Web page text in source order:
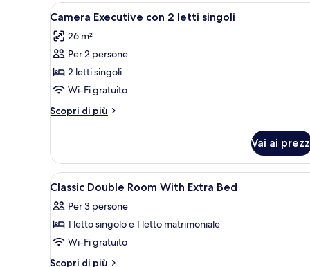
Apri
tutte
le
foto
per
Camera
Executive
con
letti
singoli
Una camera d'albergo con
4
Camera Executive con 2 letti singoli
26 m²
Per 2 persone
2 letti singoli
Wi-Fi gratuito
Scopri di più
Altri
Executive
con
2
singoli
Vai ai
Apri
tutte
le
foto
per
Classic
Biancheria da letto
4
Classic Double Room With Extra Bed
Per 3 persone
1 letto singolo e 1 letto matrimoniale
Wi-Fi gratuito
Scopri di più
Altri